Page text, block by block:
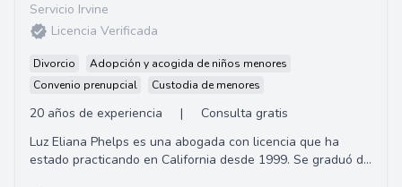
Servicio Irvine
Licencia Verificada
Divorcio
Adopción y acogida de niños menores
Convenio prenupcial
Custodia de menores
20 años de experiencia |
Consulta gratis
Luz Eliana Phelps es una abogada con licencia que ha
estado practicando en California desde 1999. Se graduó de